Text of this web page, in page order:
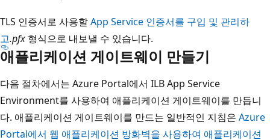
TLS 인증서로 사용할App Service 인증서를 구입 및 관리하
고.pfx 형식으로 내보낼 수 있습니다.
애플리케이션 게이트웨이 만들기
다음 절차에서는 Azure Portal에서 ILB App Service
Environment를 사용하여 애플리케이션 게이트웨이를 만듭니
다. 애플리케이션 게이트웨이를 만드는 일반적인 지침은 Azure
Portal에서 웹 애플리케이션 방화벽을 사용하여 애플리케이션